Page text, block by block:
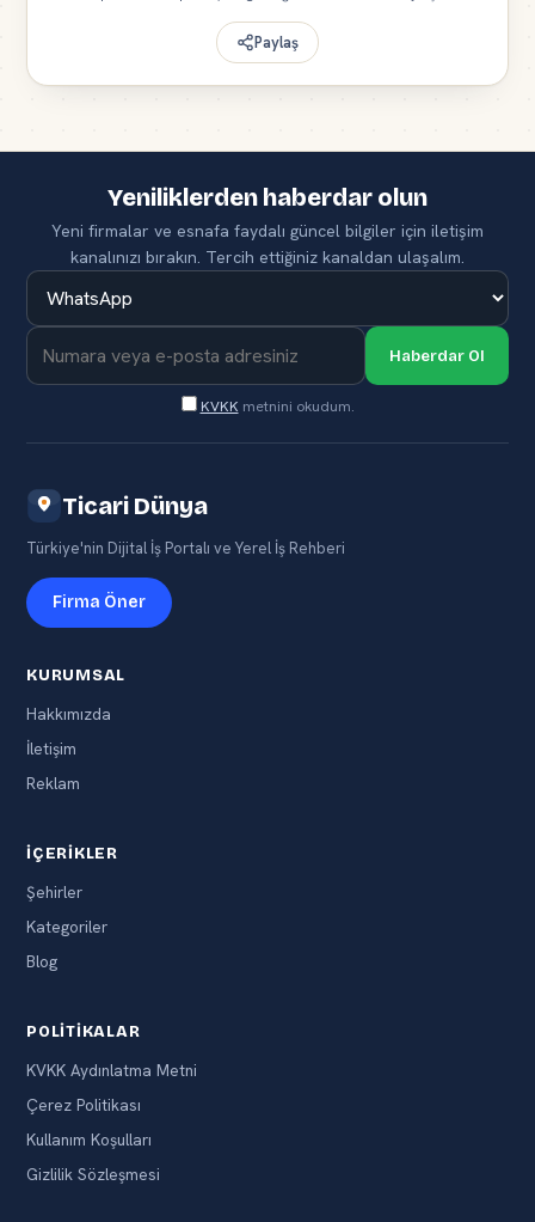
Paylaş
Yeniliklerden haberdar olun
Yeni firmalar ve esnafa faydalı güncel bilgiler için iletişim
kanalınızı bırakın. Tercih ettiğiniz kanaldan ulaşalım.
Haberdar Ol
KVKK metnini okudum.
Ticari Dünya
Türkiye'nin Dijital İş Portalı ve Yerel İş Rehberi
Firma Öner
KURUMSAL
Hakkımızda
İletişim
Reklam
İÇERIKLER
Şehirler
Kategoriler
Blog
POLITIKALAR
KVKK Aydınlatma Metni
Çerez Politikası
Kullanım Koşulları
Gizlilik Sözleşmesi